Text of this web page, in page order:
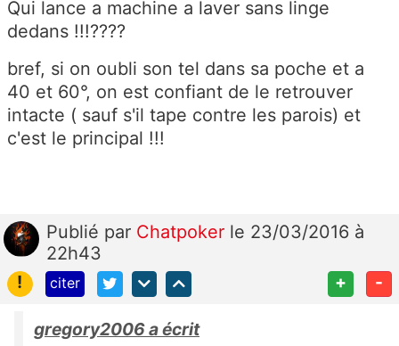
Qui lance a machine a laver sans linge
dedans !!!????
bref, si on oubli son tel dans sa poche et a
40 et 60°, on est confiant de le retrouver
intacte ( sauf s'il tape contre les parois) et
c'est le principal !!!
Publié par Chatpoker le 23/03/2016 à
22h43
!
citer + -
gregory2006 a écrit